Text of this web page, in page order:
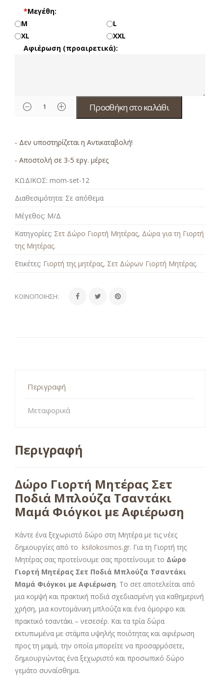
*Μεγέθη:
M
L
XL
XXL
Αφιέρωση (προαιρετικά):
Προσθήκη στο καλάθι
- Δεν υποστηρίζεται η Αντικαταβολή!
- Αποστολή σε 3-5 εργ. μέρες
ΚΩΔΙΚΟΣ: mom-set-12
Διαθεσιμότητα: Σε απόθεμα
Μέγεθος: Μ/Δ
Κατηγορίες: Σετ Δώρο Γιορτή Μητέρας, Δώρα για τη Γιορτή
της Μητέρας.
Ετικέτες: Γιορτή της μητέρας, Σετ Δώρων Γιορτή Μητέρας.
ΚΟΙΝΟΠΟΊΗΣΗ:
Περιγραφή
Μεταφορικά
Περιγραφή
Δώρο Γιορτή Μητέρας Σετ
Ποδιά Μπλούζα Τσαντάκι
Μαμά Φιόγκοι με Αφιέρωση
Κάντε ένα ξεχωριστό δώρο στη Μητέρα με τις νέες
δημιουργίες από το ksilokosmos.gr. Για τη Γιορτή της
Μητέρας σας προτείνουμε σας προτείνουμε το Δώρο
Γιορτή Μητέρας Σετ Ποδιά Μπλούζα Τσαντάκι
Μαμά Φιόγκοι με Αφιέρωση. Το σετ αποτελείται από
μια κομψή και πρακτική ποδιά σχεδιασμένη για καθημερινή
χρήση, μια κοντομάνικη μπλούζα και ένα όμορφο και
πρακτικό τσαντάκι – νεσεσέρ. Και τα τρία δώρα
εκτυπωμένα με στάμπα υψηλής ποιότητας και αφιέρωση
προς τη μαμά, την οποία μπορείτε να προσαρμόσετε,
δημιουργώντας ένα ξεχωριστό και προσωπικό δώρο
γεμάτο συναίσθημα.